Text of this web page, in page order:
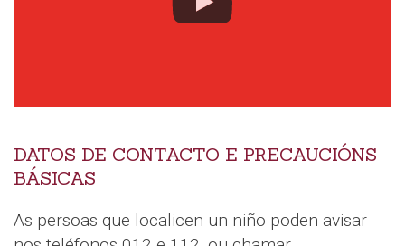
DATOS DE CONTACTO E PRECAUCIÓNS
BÁSICAS
As persoas que localicen un niño poden avisar